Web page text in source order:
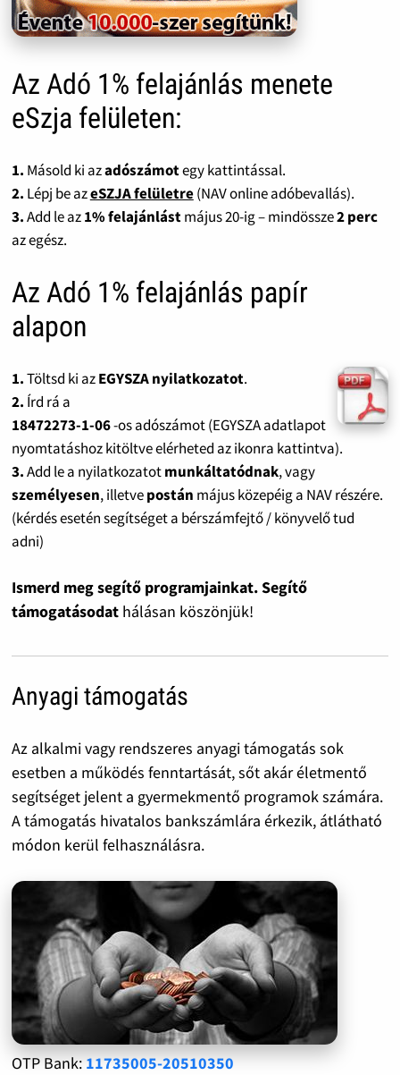
Az Adó 1% felajánlás menete
eSzja felületen:
1. Másold ki azadószámotegy kattintással.
2. Lépj be azeSZJA felületre(NAV online adóbevallás).
3.Add le az1% felajánlástmájus 20-ig – mindössze2 perc
az egész.
Az Adó 1% felajánlás papír
alapon
1.Töltsd ki azEGYSZA nyilatkozatot.
2. Írd rá a
18472273-1-06-os adószámot (EGYSZA adatlapot
nyomtatáshoz kitöltve elérheted az ikonra kattintva).
3.Add le a nyilatkozatotmunkáltatódnak, vagy
személyesen, illetvepostán május közepéig a NAV részére.
(kérdés esetén segítséget a bérszámfejtő / könyvelő tud
adni)
Ismerd meg segítő programjainkat. Segítő
támogatásodat hálásan köszönjük!
Anyagi támogatás
Az alkalmi vagy rendszeres anyagi támogatás sok
esetben a működés fenntartását, sőt akár életmentő
segítséget jelent a gyermekmentő programok számára.
A támogatás hivatalos bankszámlára érkezik, átlátható
módon kerül felhasználásra.
OTP Bank: 11735005-20510350